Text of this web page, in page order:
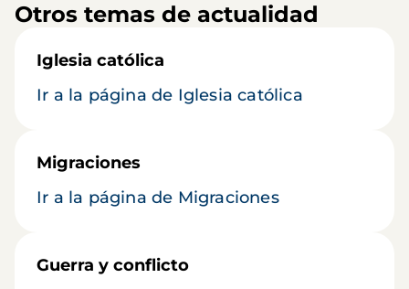
Otros temas de actualidad
Iglesia católica
Ir a la página de Iglesia católica
Migraciones
Ir a la página de Migraciones
Guerra y conflicto